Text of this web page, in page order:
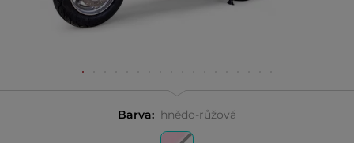
Barva: hnědo-růžová